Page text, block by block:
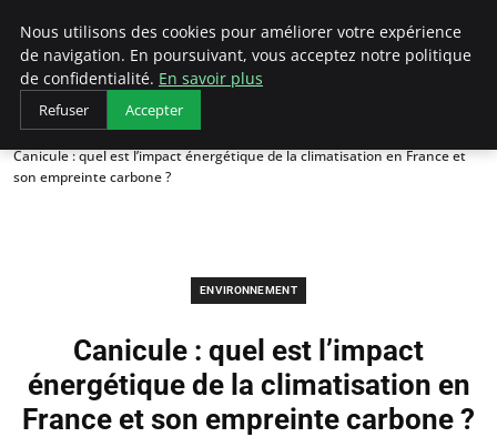
Arcticclimateemergency
Accueil
Environnement
Canicule : quel est l’impact énergétique de la climatisation en France et
son empreinte carbone ?
ENVIRONNEMENT
Canicule : quel est l’impact
énergétique de la climatisation en
France et son empreinte carbone ?
Nous utilisons des cookies pour améliorer votre expérience
de navigation. En poursuivant, vous acceptez notre politique
de confidentialité. En savoir plus
Refuser Accepter